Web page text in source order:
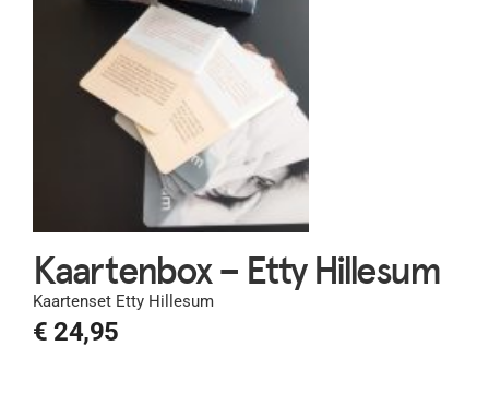
Kaartenbox – Etty Hillesum
Kaartenset Etty Hillesum
€ 24,95